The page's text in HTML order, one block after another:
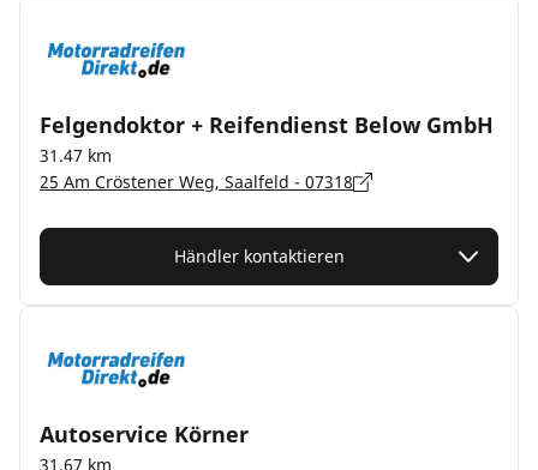
Felgendoktor + Reifendienst Below GmbH
31.47 km
25 Am Cröstener Weg, Saalfeld - 07318
Händler kontaktieren
Autoservice Körner
31.67 km